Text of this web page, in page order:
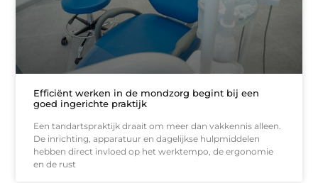
Efficiënt werken in de mondzorg begint bij een
goed ingerichte praktijk
Een tandartspraktijk draait om meer dan vakkennis alleen.
De inrichting, apparatuur en dagelijkse hulpmiddelen
hebben direct invloed op het werktempo, de ergonomie
en de rust